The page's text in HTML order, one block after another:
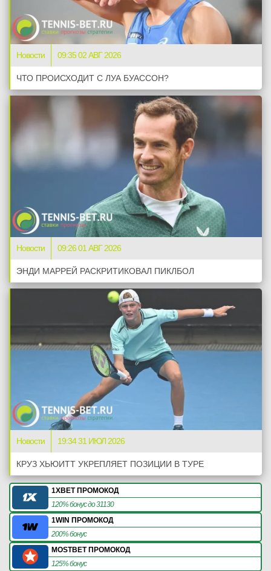
Новости 09:35 02 АВГ 2026
ЧТО ПРОИСХОДИТ С ЛУА БУАССОН?
Новости 09:26 01 АВГ 2026
ЭНДИ МАРРЕЙ РАСКРИТИКОВАЛ ПИКЛБОЛ
Новости 19:34 31 ИЮЛ 2026
КРУЗ ХЬЮИТТ УКРЕПЛЯЕТ ПОЗИЦИИ В ТУРЕ
1XBET ПРОМОКОД
120% бонус до 31130
1WIN ПРОМОКОД
200% бонус
MOSTBET ПРОМОКОД
125% бонус